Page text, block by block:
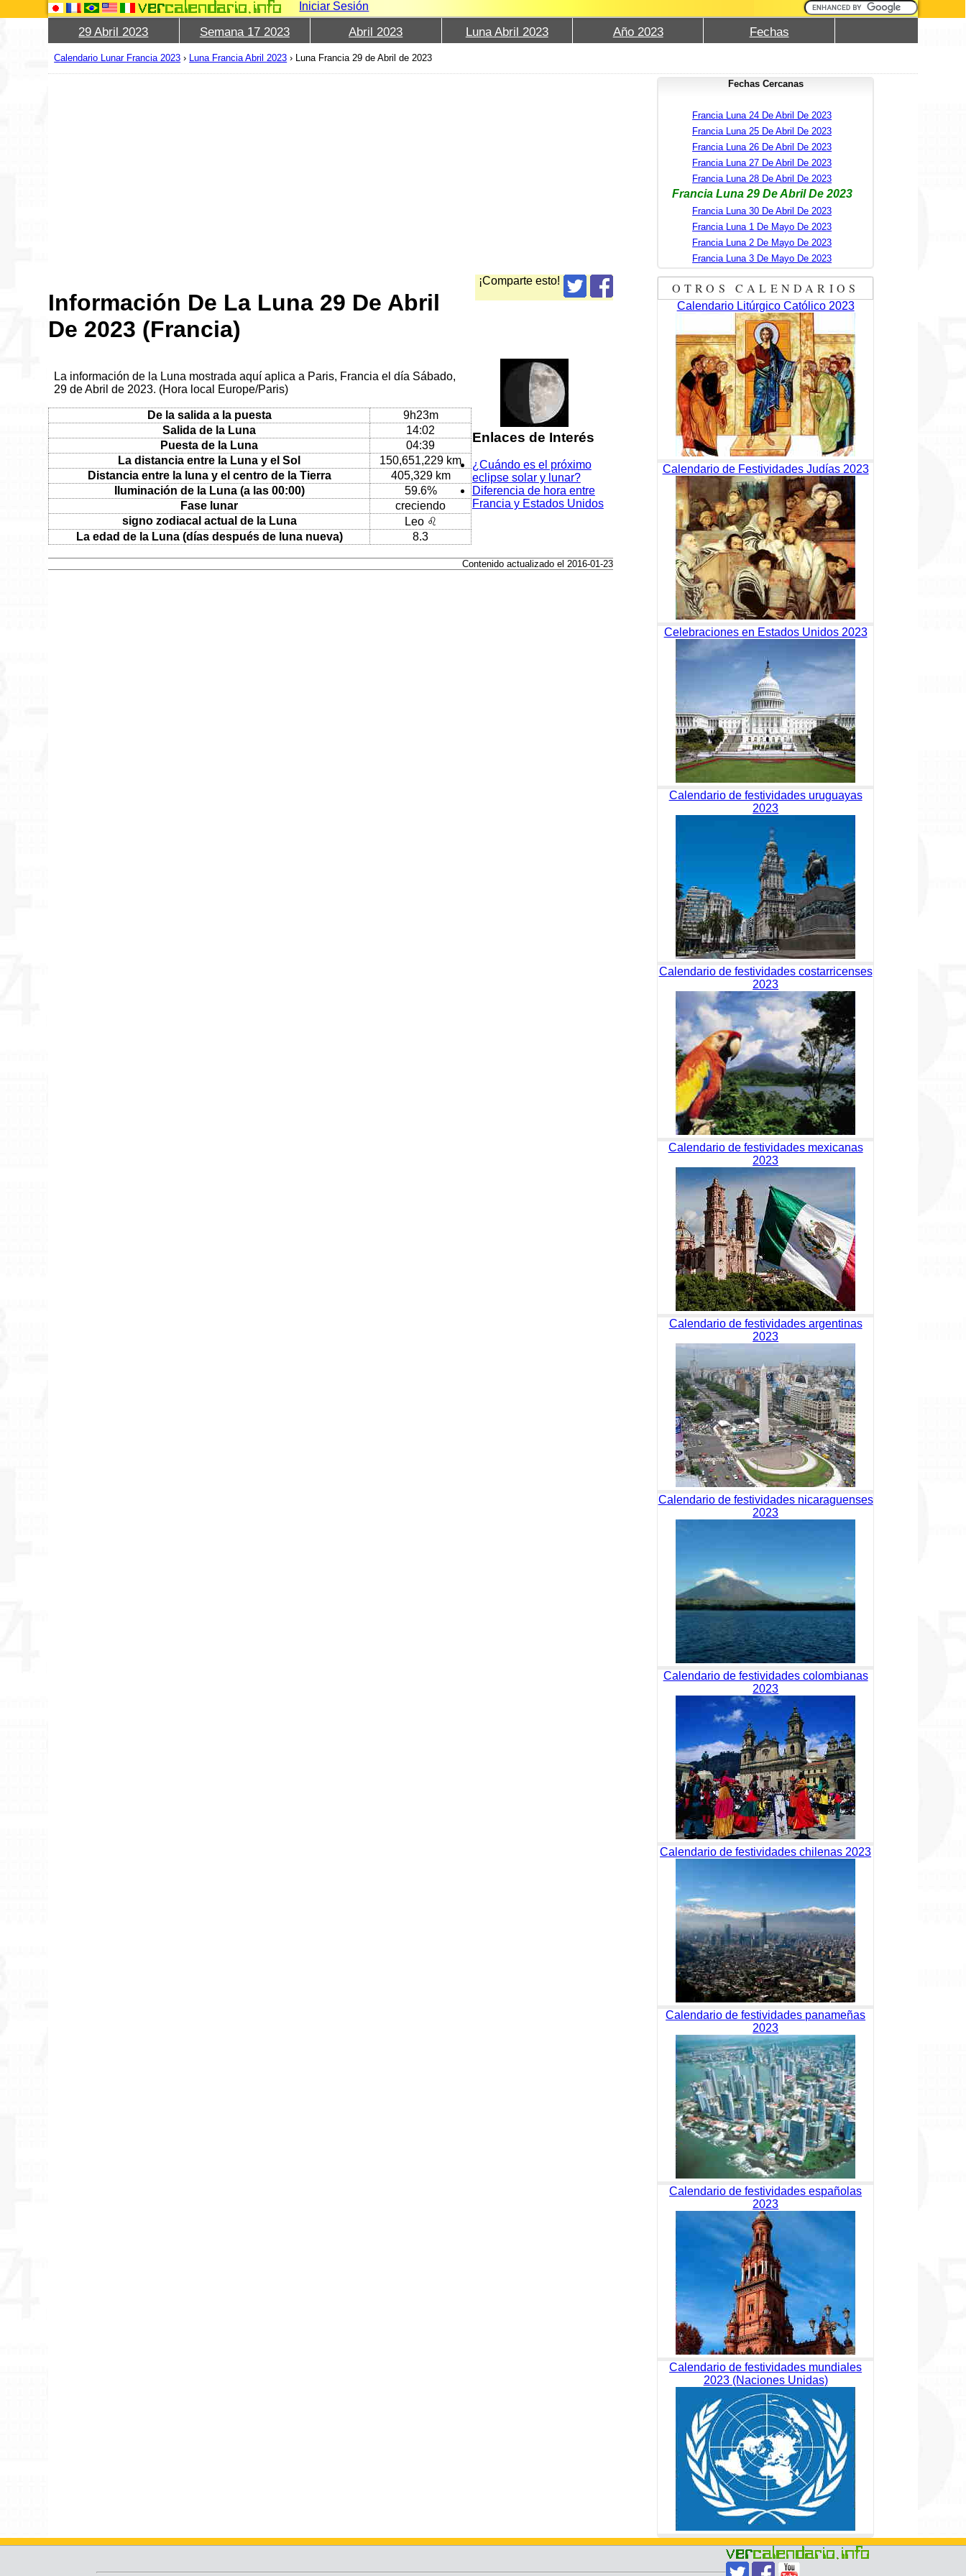
Iniciar Sesión
29 Abril 2023 Semana 17 2023 Abril 2023 Luna Abril 2023 Año 2023 Fechas
Calendario Lunar Francia 2023 › Luna Francia Abril 2023 › Luna Francia 29 de Abril de 2023
¡Comparte esto!
Información De La Luna 29 De Abril
De 2023 (Francia)
La información de la Luna mostrada aquí aplica a Paris, Francia el día Sábado,
29 de Abril de 2023. (Hora local Europe/Paris)
De la salida a la puesta
9h23m
Salida de la Luna
14:02
Puesta de la Luna
04:39
La distancia entre la Luna y el Sol
150,651,229 km
Distancia entre la luna y el centro de la Tierra
405,329 km
Iluminación de la Luna (a las 00:00)
59.6%
Fase lunar
creciendo
signo zodiacal actual de la Luna
Leo ♌
La edad de la Luna (días después de luna nueva)
8.3
Enlaces de Interés
¿Cuándo es el próximo
eclipse solar y lunar?
Diferencia de hora entre
Francia y Estados Unidos
Contenido actualizado el 2016-01-23
Fechas Cercanas
Francia Luna 24 De Abril De 2023
Francia Luna 25 De Abril De 2023
Francia Luna 26 De Abril De 2023
Francia Luna 27 De Abril De 2023
Francia Luna 28 De Abril De 2023
Francia Luna 29 De Abril De 2023
Francia Luna 30 De Abril De 2023
Francia Luna 1 De Mayo De 2023
Francia Luna 2 De Mayo De 2023
Francia Luna 3 De Mayo De 2023
OTROS CALENDARIOS
Calendario Litúrgico Católico 2023
Calendario de Festividades Judías 2023
Celebraciones en Estados Unidos 2023
Calendario de festividades uruguayas
2023
Calendario de festividades costarricenses
2023
Calendario de festividades mexicanas
2023
Calendario de festividades argentinas
2023
Calendario de festividades nicaraguenses
2023
Calendario de festividades colombianas
2023
Calendario de festividades chilenas 2023
Calendario de festividades panameñas
2023
Calendario de festividades españolas
2023
Calendario de festividades mundiales
2023 (Naciones Unidas)